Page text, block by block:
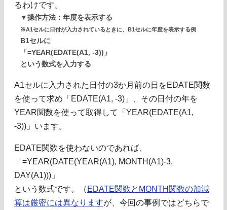
るわけです。
▼操作方法：年度を表示する
※A1セルに日付が入力されているときに、B1セルに年度を表示する例
B1セルに
「=YEAR(EDATE(A1, -3))」
という数式を入力する
A1セルに入力された日付の3か月前の日をEDATE関数
を使って求め「EDATE(A1, -3)」、その日付の年を
YEAR関数を使って取得して「YEAR(EDATE(A1,
-3))」います。
EDATE関数を使わないのであれば、
「=YEAR(DATE(YEAR(A1), MONTH(A1)-3,
DAY(A1)))」
という数式です。（ EDATE関数とMONTH関数の加減
算は厳密には異なりますが、今回の事例ではどちらで